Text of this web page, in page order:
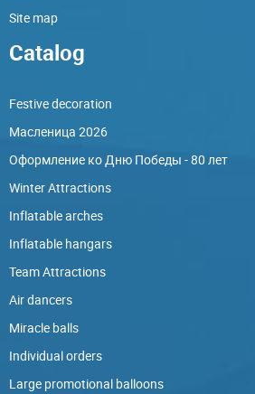
Site map
Catalog
Festive decoration
Масленица 2026
Оформление ко Дню Победы - 80 лет
Winter Attractions
Inflatable arches
Inflatable hangars
Team Attractions
Air dancers
Miracle balls
Individual orders
Large promotional balloons